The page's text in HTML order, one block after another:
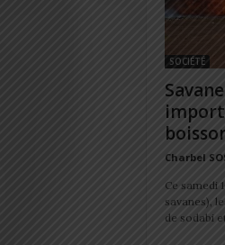
SOCIÉTÉ
Charbel
Ce samedi
savanes),
de sodabi